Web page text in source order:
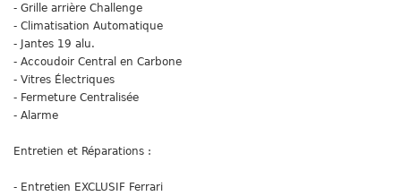
- Grille arrière Challenge
- Climatisation Automatique
- Jantes 19 alu.
- Accoudoir Central en Carbone
- Vitres Électriques
- Fermeture Centralisée
- Alarme
Entretien et Réparations :
- Entretien EXCLUSIF Ferrari